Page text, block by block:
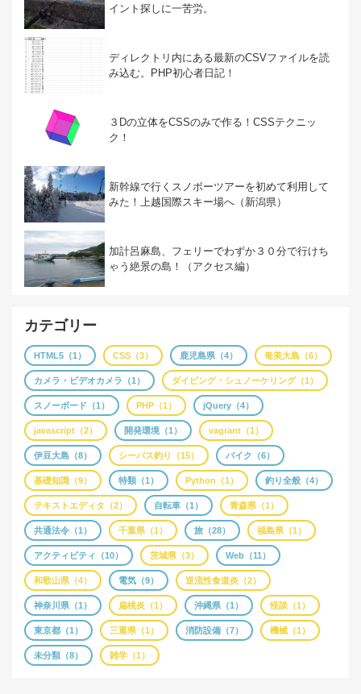
イント探しに一苦労。
ディレクトリ内にある最新のCSVファイルを読
み込む。PHP初心者日記！
３Dの立体をCSSのみで作る！CSSテクニッ
ク！
新幹線で行くスノボーツアーを初めて利用して
みた！上越国際スキー場へ（新潟県）
加計呂麻島、フェリーでわずか３０分で行けち
ゃう絶景の島！（アクセス編）
カテゴリー
HTML5（1） CSS（3） 鹿児島県（4） 奄美大島（6）
カメラ・ビデオカメラ（1） ダイビング・シュノーケリング（1）
スノーボード（1） PHP（1） jQuery（4）
javascript（2） 開発環境（1） vagrant（1）
伊豆大島（8） シーバス釣り（15） バイク（6）
基礎知識（9） 特類（1） Python（1） 釣り全般（4）
テキストエディタ（2） 自転車（1） 青森県（1）
共通法令（1） 千葉県（1） 旅（28） 福島県（1）
アクティビティ（10） 茨城県（3） Web（11）
和歌山県（4） 電気（9） 逆流性食道炎（2）
神奈川県（1） 扁桃炎（1） 沖縄県（1） 怪談（1）
東京都（1） 三重県（1） 消防設備（7） 機械（1）
未分類（8） 雑学（1）